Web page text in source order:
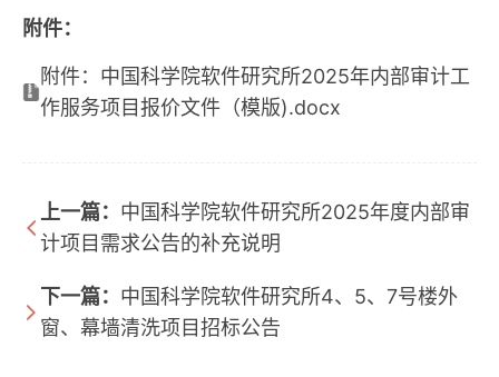
附件：
附件：中国科学院软件研究所2025年内部审计工
作服务项目报价文件（模版).docx
上一篇： 中国科学院软件研究所2025年度内部审
计项目需求公告的补充说明
下一篇： 中国科学院软件研究所4、5、7号楼外
窗、幕墙清洗项目招标公告